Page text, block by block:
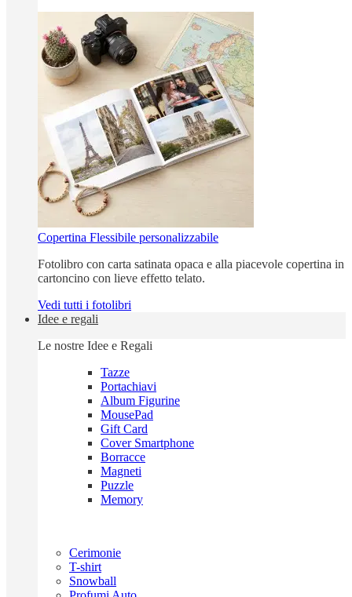
Copertina Flessibile personalizzabile
Fotolibro con carta satinata opaca e alla piacevole copertina in
cartoncino con lieve effetto telato.
Vedi tutti i fotolibri
Idee e regali
Le nostre Idee e Regali
Tazze
Portachiavi
Album Figurine
MousePad
Gift Card
Cover Smartphone
Borracce
Magneti
Puzzle
Memory
Cerimonie
T-shirt
Snowball